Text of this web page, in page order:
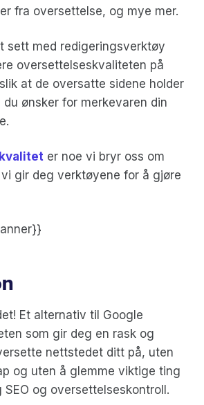
fra oversettelse, og mye mer.
sett med redigeringsverktøy
oversettelseskvaliteten på
at de oversatte sidene holder
du ønsker for merkevaren din
er noe vi bryr oss om
gir deg verktøyene for å gjøre
Et alternativ til Google
som gir deg en rask og
nettstedet ditt på, uten
og uten å glemme viktige ting
SEO og oversettelseskontroll.